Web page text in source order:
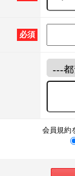
必須
会員規約